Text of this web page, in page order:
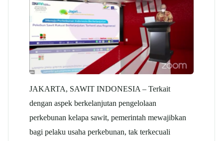
JAKARTA, SAWIT INDONESIA – Terkait
dengan aspek berkelanjutan pengelolaan
perkebunan kelapa sawit, pemerintah mewajibkan
bagi pelaku usaha perkebunan, tak terkecuali